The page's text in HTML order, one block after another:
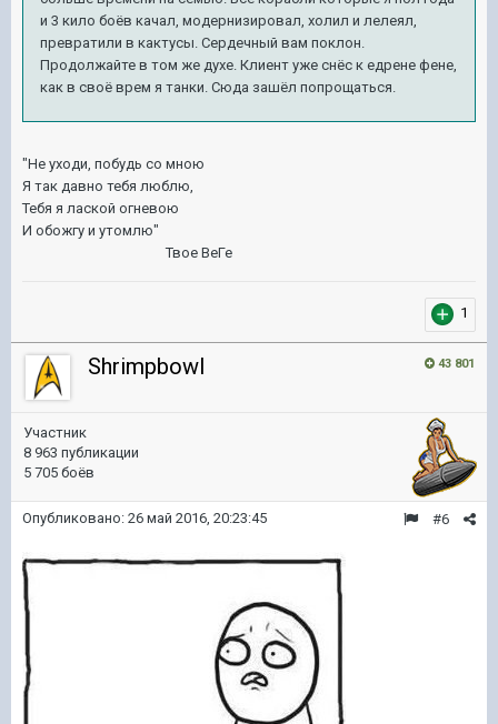
и 3 кило боёв качал, модернизировал, холил и лелеял,
превратили в кактусы. Сердечный вам поклон.
Продолжайте в том же духе. Клиент уже снёс к едрене фене,
как в своё врем я танки. Сюда зашёл попрощаться.
"Не уходи, побудь со мною
Я так давно тебя люблю,
Тебя я лаской огневою
И обожгу и утомлю"
Твое ВеГе
1
43 801
Shrimpbowl
Участник
8 963 публикации
5 705 боёв
#6
Опубликовано: 26 май 2016, 20:23:45